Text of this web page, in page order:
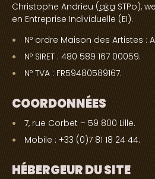
Christophe Andrieu (aka STPo),
en Entreprise Individuelle (EI).
Nº ordre Maison des Artistes :
Nº SIRET : 480 589 167 00059.
Nº TVA : FR59480589167.
COORDONNÉES
7, rue Corbet – 59 800 Lille.
Mobile : +33 (0)7 81 18 24 44.
HÉBERGEUR DU SITE